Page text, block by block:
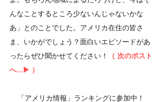
んなことするところ少ないんじゃないかな
あ」とのことでした。アメリカ在住の皆さ
ま、いかがでしょう？面白いエピソードがあ
ったらぜひ聞かせてください！
（ 次のポスト
へ...▶︎ ）
「アメリカ情報」ランキングに参加中！